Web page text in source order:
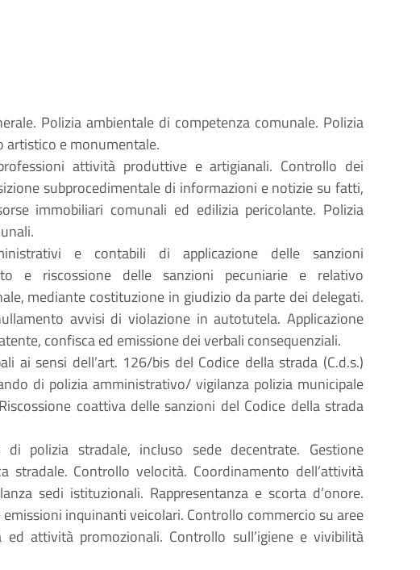
Polizia ambientale di competenza comunale. Polizia
artistico e monumentale.
attività produttive e artigianali. Controllo dei
subprocedimentale di informazioni e notizie su fatti,
immobiliari comunali ed edilizia pericolante. Polizia
e contabili di applicazione delle sanzioni
e riscossione delle sanzioni pecuniarie e relativo
mediante costituzione in giudizio da parte dei delegati.
avvisi di violazione in autotutela. Applicazione
confisca ed emissione dei verbali consequenziali.
ai sensi dell’art. 126/bis del Codice della strada (C.d.s.)
di polizia amministrativo/ vigilanza polizia municipale
coattiva delle sanzioni del Codice della strada
polizia stradale, incluso sede decentrate. Gestione
stradale. Controllo velocità. Coordinamento dell’attività
sedi istituzionali. Rappresentanza e scorta d’onore.
inquinanti veicolari. Controllo commercio su aree
attività promozionali. Controllo sull’igiene e vivibilità